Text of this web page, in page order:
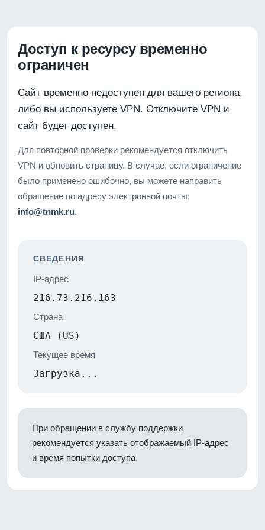
Доступ к ресурсу временно
ограничен
Сайт временно недоступен для вашего региона,
либо вы используете VPN. Отключите VPN и
сайт будет доступен.
Для повторной проверки рекомендуется отключить
VPN и обновить страницу. В случае, если ограничение
было применено ошибочно, вы можете направить
обращение по адресу электронной почты:
info@tnmk.ru.
СВЕДЕНИЯ
IP-адрес
216.73.216.163
Страна
США (US)
Текущее время
Загрузка...
При обращении в службу поддержки
рекомендуется указать отображаемый IP-адрес
и время попытки доступа.